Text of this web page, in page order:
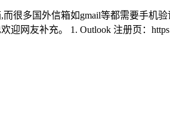
,而很多国外信箱如gmail等都需要手
迎网友补充。 1. Outlook 注册页：